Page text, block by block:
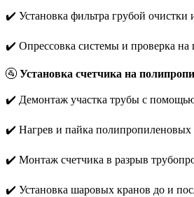
✔️ Установка фильтра грубой очистки
✔️ Опрессовка системы и проверка на
🚰 Установка счетчика на
✔️ Демонтаж участка трубы с помощью
✔️ Нагрев и пайка
✔️ Монтаж счетчика в разрыв
✔️ Установка шаровых кранов до и